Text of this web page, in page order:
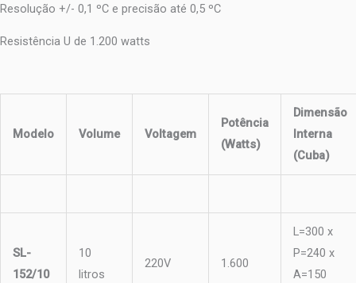
Resolução +/- 0,1 ºC e precisão até 0,5 ºC
Resistência U de 1.200 watts
Modelo Volume Voltagem
Potência
(Watts)
Dimensão
Interna
(Cuba)
SL-
152/10
10
litros
220V 1.600
L=300 x
P=240 x
A=150